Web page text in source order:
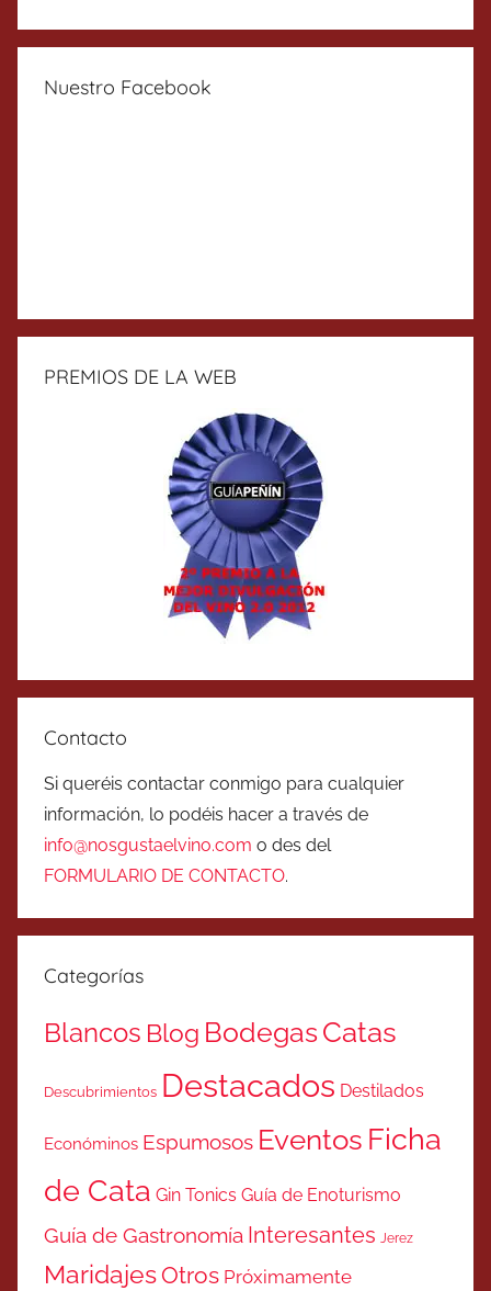
Nuestro Facebook
PREMIOS DE LA WEB
Contacto
Si queréis contactar conmigo para cualquier
información, lo podéis hacer a través de
info@nosgustaelvino.com o des del
FORMULARIO DE CONTACTO.
Categorías
Blancos Blog BodegasCatas
Descubrimientos Destacados Destilados
Económinos Espumosos Eventos Ficha
de Cata Gin Tonics Guía de Enoturismo
Guía de Gastronomía Interesantes Jerez
MaridajesOtros Próximamente